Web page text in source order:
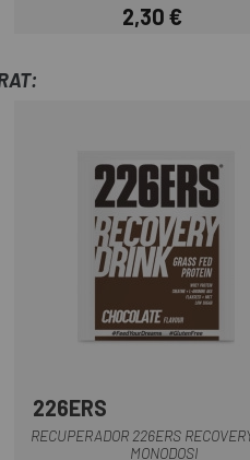
Preu
2,30 €
226ERS
RECUPERADOR 226ERS
MONODOSI